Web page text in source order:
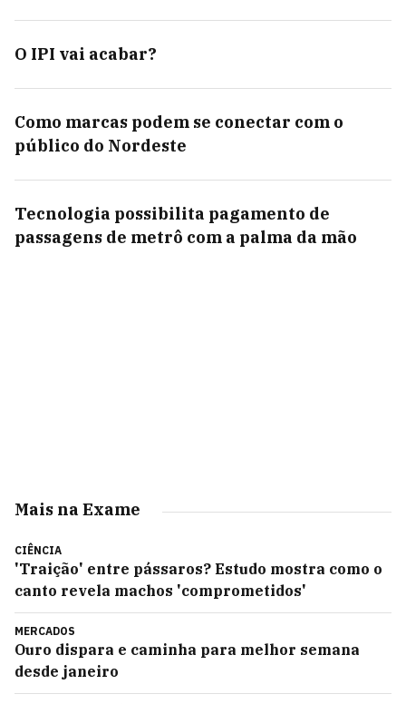
O IPI vai acabar?
Como marcas podem se conectar com o
público do Nordeste
Tecnologia possibilita pagamento de
passagens de metrô com a palma da mão
Mais na Exame
CIÊNCIA
'Traição' entre pássaros? Estudo mostra como o
canto revela machos 'comprometidos'
MERCADOS
Ouro dispara e caminha para melhor semana
desde janeiro